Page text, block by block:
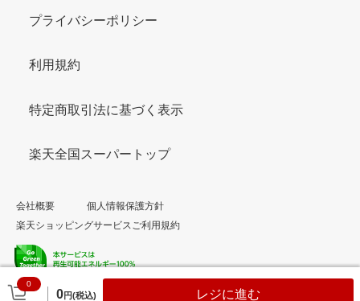
0
0円(税込) レジに進む
プライバシーポリシー
利用規約
特定商取引法に基づく表示
楽天全国スーパートップ
会社概要
個人情報保護方針
楽天ショッピングサービスご利用規約
© Rakuten Group, Inc.